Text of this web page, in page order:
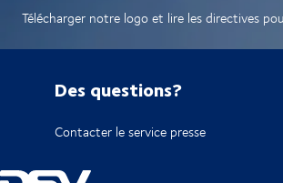
Télécharger notre logo et lire les directives
Des questions?
Contacter le service presse